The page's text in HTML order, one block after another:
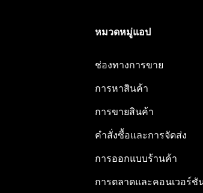
หมวดหมู่แอป
ช่องทางการขาย
การหาสินค้า
การขายสินค้า
คำสั่งซื้อและการจัดส่ง
การออกแบบร้านค้า
การตลาดและคอนเวอร์ชั